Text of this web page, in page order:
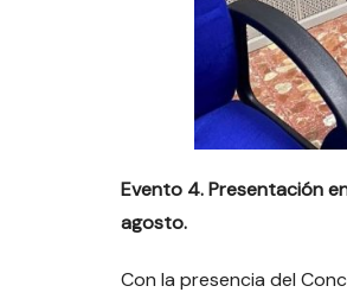
Evento 4. Presentación
agosto.
Con la presencia del